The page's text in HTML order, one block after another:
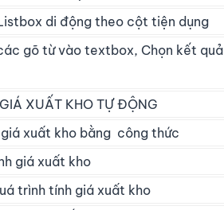
di động theo cột tiện dụng
gõ từ vào textbox, Chọn kết
XUẤT KHO TỰ ĐỘNG
xuất kho bằng công thức
giá xuất kho
trình tính giá xuất kho